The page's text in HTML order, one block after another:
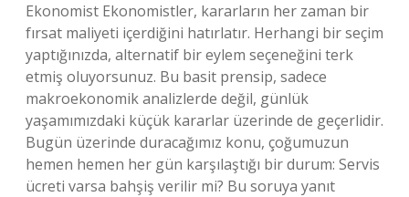
Ekonomist Ekonomistler, kararların her zaman bir
fırsat maliyeti içerdiğini hatırlatır. Herhangi bir seçim
yaptığınızda, alternatif bir eylem seçeneğini terk
etmiş oluyorsunuz. Bu basit prensip, sadece
makroekonomik analizlerde değil, günlük
yaşamımızdaki küçük kararlar üzerinde de geçerlidir.
Bugün üzerinde duracağımız konu, çoğumuzun
hemen hemen her gün karşılaştığı bir durum: Servis
ücreti varsa bahşiş verilir mi? Bu soruya yanıt